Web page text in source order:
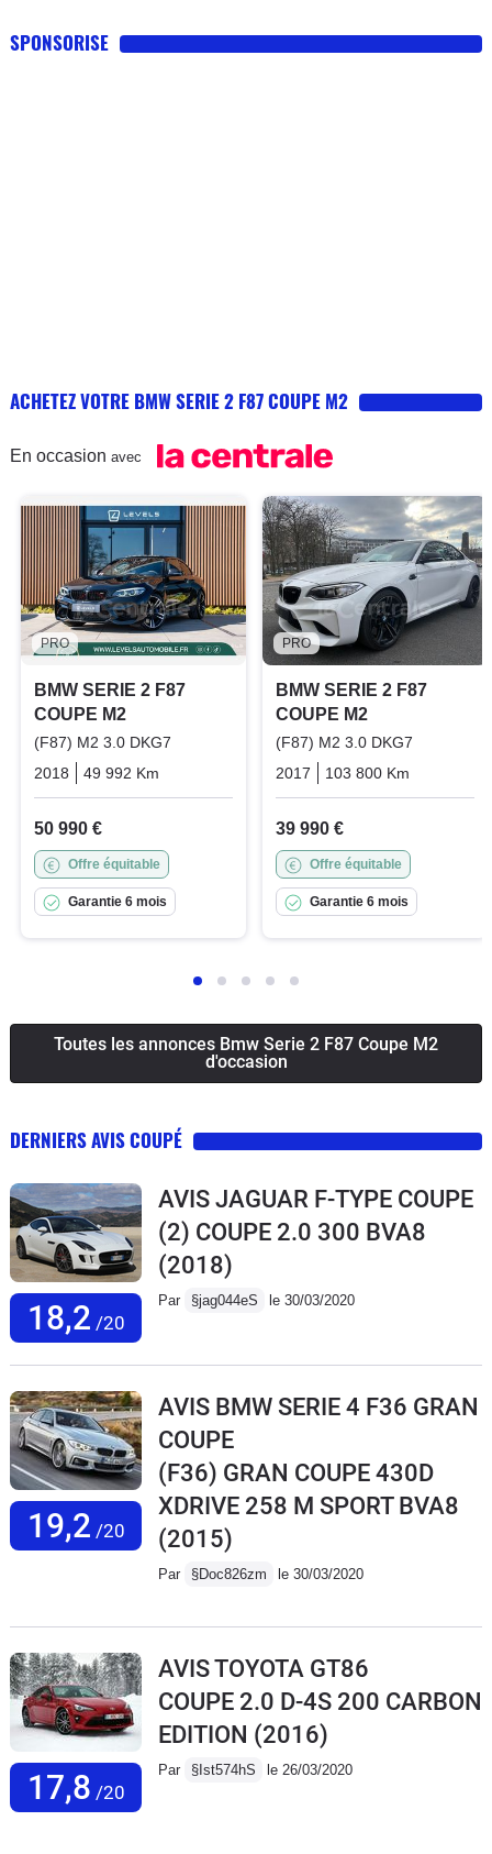
SPONSORISE
ACHETEZ VOTRE BMW SERIE 2 F87 COUPE M2
En occasion avec
PRO
BMW SERIE 2 F87
COUPE M2
(F87) M2 3.0 DKG7
2018
49 992 Km Essence
50 990 €
Offre équitable
Garantie 6 mois
PRO
BMW SERIE 2 F87
COUPE M2
(F87) M2 3.0 DKG7
2017
103 800 Km
39 990 €
Offre équitable
Garantie 6 mois
Toutes les annonces Bmw Serie 2 F87 Coupe M2
d'occasion
DERNIERS AVIS COUPÉ
18,2 /20
AVIS JAGUAR F-TYPE COUPE
(2) COUPE 2.0 300 BVA8
(2018)
Par §jag044eS le 30/03/2020
19,2 /20
AVIS BMW SERIE 4 F36 GRAN
COUPE
(F36) GRAN COUPE 430D
XDRIVE 258 M SPORT BVA8
(2015)
Par §Doc826zm le 30/03/2020
17,8 /20
AVIS TOYOTA GT86
COUPE 2.0 D-4S 200 CARBON
EDITION (2016)
Par §Ist574hS le 26/03/2020